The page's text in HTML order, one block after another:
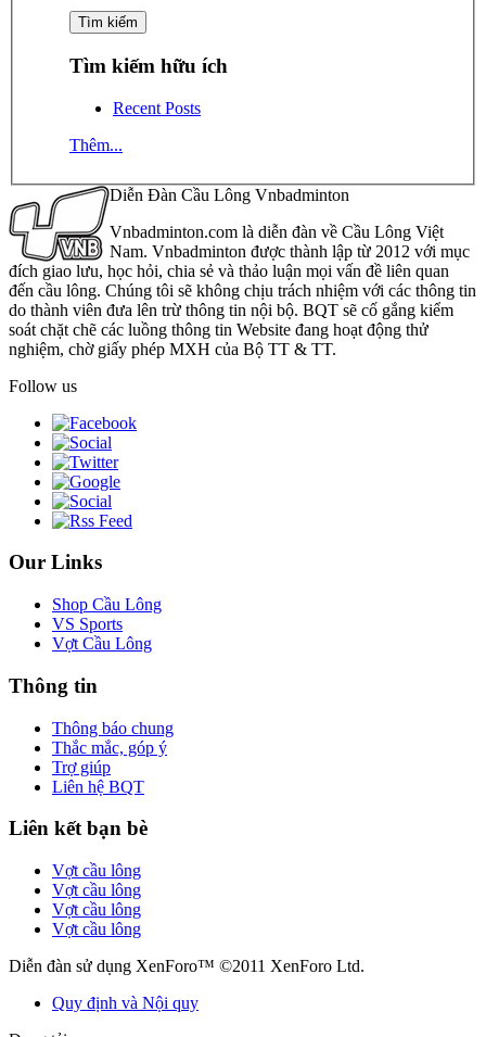
Tìm kiếm hữu ích
Recent Posts
Thêm...
Diễn Đàn Cầu Lông Vnbadminton
Vnbadminton.com là diễn đàn về Cầu Lông Việt
Nam. Vnbadminton được thành lập từ 2012 với mục
đích giao lưu, học hỏi, chia sẻ và thảo luận mọi vấn đề liên quan
đến cầu lông. Chúng tôi sẽ không chịu trách nhiệm với các thông tin
do thành viên đưa lên trừ thông tin nội bộ. BQT sẽ cố gắng kiểm
soát chặt chẽ các luồng thông tin Website đang hoạt động thử
nghiệm, chờ giấy phép MXH của Bộ TT & TT.
Follow us
Our Links
Shop Cầu Lông
VS Sports
Vợt Cầu Lông
Thông tin
Thông báo chung
Thắc mắc, góp ý
Trợ giúp
Liên hệ BQT
Liên kết bạn bè
Vợt cầu lông
Vợt cầu lông
Vợt cầu lông
Vợt cầu lông
Diễn đàn sử dụng XenForo™ ©2011 XenForo Ltd.
Quy định và Nội quy